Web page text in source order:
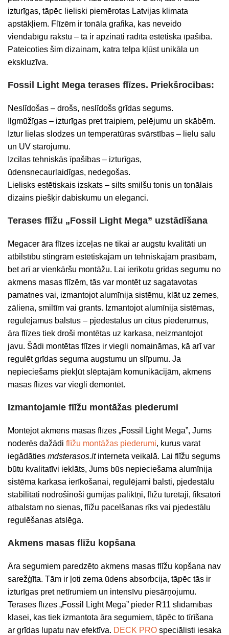
izturīgas, tāpēc lieliski piemērotas Latvijas klimata
apstākļiem. Flīzēm ir tonāla grafika, kas neveido
viendabīgu rakstu – tā ir apzināti radīta estētiska īpašība.
Pateicoties šim dizainam, katra telpa kļūst unikāla un
ekskluzīva.
Fossil Light Mega terases flīzes. Priekšrocības:
Neslīdošas – drošs, neslīdošs grīdas segums.
Ilgmūžīgas – izturīgas pret traipiem, pelējumu un skābēm.
Iztur lielas slodzes un temperatūras svārstības – lielu salu
un UV starojumu.
Izcilas tehniskās īpašības – izturīgas,
ūdensnecaurlaidīgas, nedegošas.
Lielisks estētiskais izskats – silts smilšu tonis un tonālais
dizains piešķir dabiskumu un eleganci.
Terases flīžu „Fossil Light Mega” uzstādīšana
Megacer āra flīzes izceļas ne tikai ar augstu kvalitāti un
atbilstību stingrām estētiskajām un tehniskajām prasībām,
bet arī ar vienkāršu montāžu. Lai ierīkotu grīdas segumu no
akmens masas flīzēm, tās var montēt uz sagatavotas
pamatnes vai, izmantojot alumīnija sistēmu, klāt uz zemes,
zāliena, smiltīm vai grants. Izmantojot alumīnija sistēmas,
regulējamus balstus – pjedestālus un citus piederumus,
āra flīzes tiek droši montētas uz karkasa, neizmantojot
javu. Šādi montētas flīzes ir viegli nomaināmas, kā arī var
regulēt grīdas seguma augstumu un slīpumu. Ja
nepieciešams piekļūt slēptajām komunikācijām, akmens
masas flīzes var viegli demontēt.
Izmantojamie flīžu montāžas piederumi
Montējot akmens masas flīzes „Fossil Light Mega”, Jums
noderēs dažādi flīžu montāžas piederumi, kurus varat
iegādāties mdsterasos.ltinterneta veikalā. Lai flīžu segums
būtu kvalitatīvi ieklāts, Jums būs nepieciešama alumīnija
sistēma karkasa ierīkošanai, regulējami balsti, pjedestālu
stabilitāti nodrošinoši gumijas paliktņi, flīžu turētāji, fiksatori
atbalstam no sienas, flīžu pacelšanas rīks vai pjedestālu
regulēšanas atslēga.
Akmens masas flīžu kopšana
Āra segumiem paredzēto akmens masas flīžu kopšana nav
sarežģīta. Tām ir ļoti zema ūdens absorbcija, tāpēc tās ir
izturīgas pret netīrumiem un intensīvu piesārņojumu.
Terases flīzes „Fossil Light Mega” pieder R11 slīdamības
klasei, kas tiek izmantota āra segumiem, tāpēc to tīrīšana
ar grīdas lupatu nav efektīva. DECK PRO speciālisti iesaka